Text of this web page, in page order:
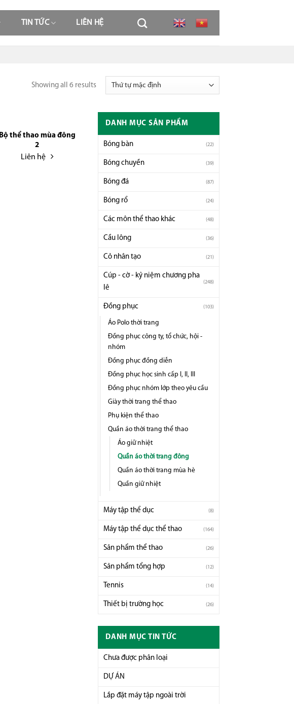
TIN TỨC LIÊN HỆ
Showing all 6 results
Bộ thể thao mùa đông
2
Liên hệ
DANH MỤC SẢN PHẨM
Bóng bàn (22)
Bóng chuyền (39)
Bóng đá (87)
Bóng rổ (24)
Các môn thể thao khác (48)
Cầu lông (36)
Cỏ nhân tạo (21)
Cúp - cờ - kỷ niệm chương pha
lê
(248)
Đồng phục (103)
Áo Polo thời trang
Đồng phục công ty, tổ chức, hội -
nhóm
Đồng phục đồng diễn
Đồng phục học sinh cấp I, II, III
Đồng phục nhóm lớp theo yêu cầu
Giày thời trang thể thao
Phụ kiện thể thao
Quần áo thời trang thể thao
Áo giữ nhiệt
Quần áo thời trang đông
Quần áo thời trang mùa hè
Quần giữ nhiệt
Máy tập thể dục (8)
Máy tập thể dục thể thao (164)
Sản phẩm thể thao (26)
Sản phẩm tổng hợp (12)
Tennis (14)
Thiết bị trường học (26)
DANH MỤC TIN TỨC
Chưa được phân loại
DỰ ÁN
Lắp đặt máy tập ngoài trời